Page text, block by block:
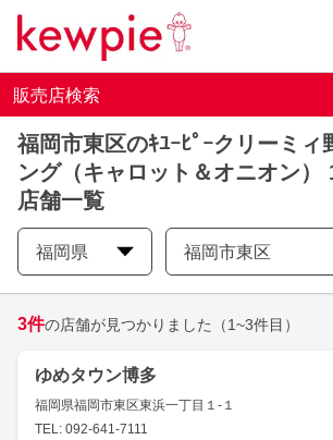
販売店検索
福岡市東区のｷﾕｰﾋﾟｰクリーミィ
ング（キャロット＆オニオン）
店舗一覧
福岡県 福岡市東区
3件の店舗が見つかりました （1~3件目）
ゆめタウン博多
福岡県福岡市東区東浜一丁目１-１
TEL: 092-641-7111